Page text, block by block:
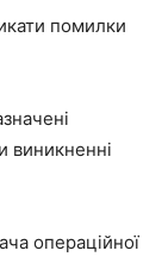
помилки
виникненні
операційної